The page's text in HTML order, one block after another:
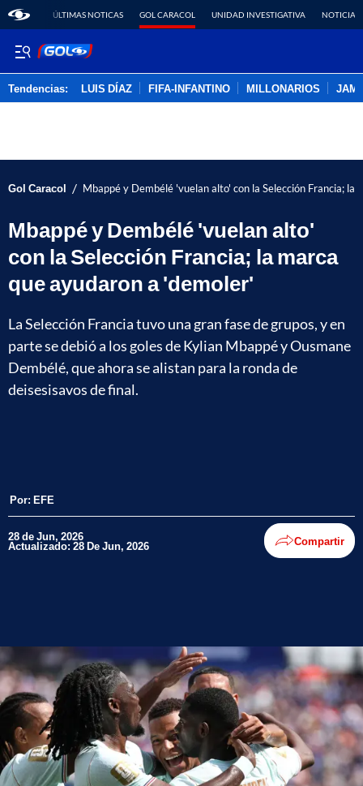
ÚLTIMAS NOTICAS GOL CARACOL UNIDAD INVESTIGATIVA NOTICIAS
Tendencias: LUIS DÍAZ FIFA-INFANTINO MILLONARIOS
Gol Caracol / Mbappé y Dembélé 'vuelan alto' con la Selección Francia; la
Mbappé y Dembélé 'vuelan alto'
con la Selección Francia; la marca
que ayudaron a 'demoler'
La Selección Francia tuvo una gran fase de grupos, y en
parte se debió a los goles de Kylian Mbappé y Ousmane
Dembélé, que ahora se alistan para la ronda de
deisesisavos de final.
Por: EFE
28 de Jun, 2026
Actualizado: 28 De Jun, 2026 Compartir